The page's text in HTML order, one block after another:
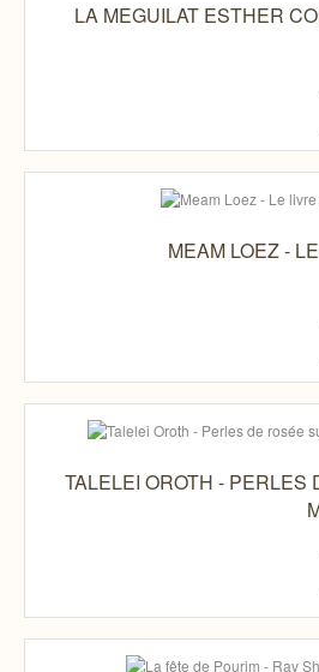
LA MEGUILAT ESTHER
MEAM LOEZ -
TALELEI OROTH - PERLES